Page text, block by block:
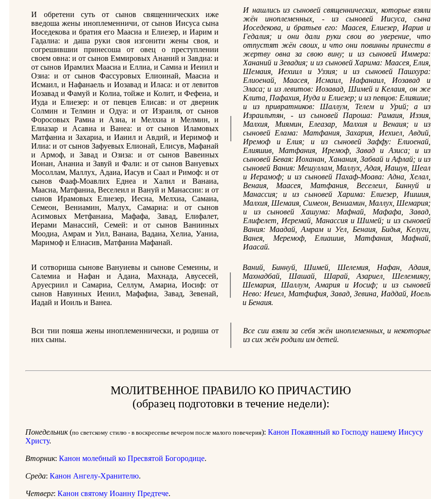
И обретени суть от сынов священнических иже
введоша жены иноплеменничи, от сынов Иисуса сына
Иоседекова и братия его Маасиа и Елиезер, и Иарим и
Гадалиа: и даша руки своя изгонити жены своя, и
согрешившии принесоша от овец о преступлении
своем овна: и от сынов Еммировых Ананий и Завдиа: и
от сынов Ирамлих Маасиа и Еллиа, и Самиа и Иеиил и
Озиа: и от сынов Фассуровых Елиоинай, Маасиа и
Исмаил, и Нафанаель и Иозавад и Иласа: и от левитов
Иозавад и Фамуй и Колиа, тойже и Колит, и Фефеиа, и
Иуда и Елиезер: и от певцев Елисав: и от дверник
Солмин и Телмин и Одуа: и от Израиля, от сынов
Форосовых Рамиа и Азиа, и Мелхиа и Мелмин, и
Елиазар и Асавиа и Ванеа: и от сынов Иламовых
Матфаниа и Захариа, и Иаиил и Авдий, и Иеримоф и
Илиа: и от сынов Зафуевых Елионай, Елисув, Мафанай
и Армоф, и Завад и Озиза: и от сынов Вавеиных
Ионан, Ананиа и Завуй и Фали: и от сынов Вануевых
Мосоллам, Маллух, Адаиа, Иасув и Саал и Римоф: и от
сынов Фааф-Моавлих Еднеа и Халил и Ванаиа,
Маасиа, Матфаниа, Веселеил и Вануй и Манассии: и от
сынов Ирамовых Елиезер, Иесиа, Мелхиа, Самаиа,
Семеон, Вениамин, Малух, Самариа: и от сынов
Асимовых Метфанаиа, Мафафа, Завад, Елифалет,
Иерами Манассий, Семей: и от сынов Ванииных
Моодиа, Амрам и Уил, Ванаиа, Вадаиа, Хелиа, Уаниа,
Маримоф и Елиасив, Матфаниа Мафанай.
И нашлись из сыновей священнических, которые взяли
жён иноплеменных, - из сыновей Иисуса, сына
Иоседекова, и братьев его: Маасея, Елиезер, Иарив и
Гедалия; и они дали руки свои во уверение, что
отпустят жён своих, и что они повинны принести в
жертву овна за свою вину; и из сыновей Иммера:
Хананий и Зевадия; и из сыновей Харима: Маасея, Елия,
Шемаия, Иехиил и Уззия; и из сыновей Пашхура:
Елиоенай, Маасея, Исмаил, Нафанаил, Иозавад и
Эласа; и из левитов: Иозавад, Шимей и Келаия, он же
Клита, Пафахия, Иуда и Елиезер; и из певцов: Елияшив;
и из привратников: Шаллум, Телем и Урий; а из
Израильтян, - из сыновей Пароша: Рамаия, Иззия,
Малхия, Миямин, Елеазар, Малхия и Венаия; и из
сыновей Елама: Матфания, Захария, Иехиел, Авдий,
Иремоф и Елия; и из сыновей Заффу: Елиоенай,
Елияшив, Матфания, Иремоф, Завад и Азиса; и из
сыновей Бевая: Иоханан, Ханания, Забвай и Афлай; и из
сыновей Вания: Мешуллам, Маллух, Адая, Иашув, Шеал
и Иерамоф; и из сыновей Пахаф-Моава: Адна, Хелал,
Венаия, Маасея, Матфания, Веселеил, Биннуй и
Манассия; и из сыновей Харима: Елиезер, Ишшия,
Малхия, Шемаия, Симеон, Вениамин, Маллух, Шемария;
и из сыновей Хашума: Мафнай, Мафафа, Завад,
Елифелет, Иеремай, Манассия и Шимей; и из сыновей
Вания: Маадай, Амрам и Уел, Бенаия, Бидья, Келуги,
Ванея, Меремоф, Елиашив, Матфания, Мафнай,
Иаасай.
И сотвориша сынове Вануиевы и сынове Семеины, и
Салемиа и Нафан и Адаиа, Махнада, Авусесей,
Аруесриил и Самариа, Селлум, Амариа, Иосиф: от
сынов Навуиных Иеиил, Мафафиа, Завад, Зевенай,
Иадай и Иоиль и Ванеа.
Ваний, Биннуй, Шимей, Шелемия, Нафан, Адаия,
Махнадбай, Шашай, Шарай, Азариел, Шелемиягу,
Шемария, Шаллум, Амария и Иосиф; и из сыновей
Нево: Иеиел, Матфифия, Завад, Зевина, Иаддай, Иоель
и Бенаия.
Вси тии пояша жены иноплеменнически, и родиша от
них сыны.
Все сии взяли за себя жён иноплеменных, и некоторые
из сих жён родили им детей.
МОЛИТВЕННОЕ ПРАВИЛО КО ПРИЧАСТИЮ
(образец подготовки в течение недели):
Понедельник(по светскому стилю - в воскресенье вечером после малого повечерия): Канон Покаянный ко Господу нашему Иисусу
Христу.
Вторник: Канон молебный ко Пресвятой Богородице.
Среда: Канон Ангелу-Хранителю.
Четверг: Канон святому Иоанну Предтече.